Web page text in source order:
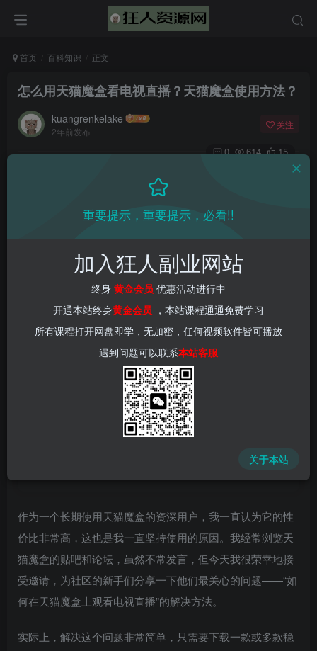
首页 百科知识 正文
怎么用天猫魔盒看电视直播？天猫魔盒使用方法？
kuangrenkelake
2年前发布
关注
0 614 15
📌 1000➕互联网副业项目教程，更多网赚项目，点击以下
链接进入本站首页：
中赚网 - 分享各大收费VIP网赚项目和创业教程 - 狂人资源
作为一个长期使用天猫魔盒的资深用户，我一直认为它的性
价比非常高，这也是我一直坚持使用的原因。我经常浏览天
猫魔盒的贴吧和论坛，虽然不常发言，但今天我很荣幸地接
受邀请，为社区的新手们分享一下他们最关心的问题——“如
何在天猫魔盒上观看电视直播”的解决方法。
实际上，解决这个问题非常简单，只需要下载一款或多款稳
重要提示，重要提示，必看!!
加入狂人副业网站
终身 黄金会员 优惠活动进行中
开通本站终身黄金会员 ，本站课程通通免费学习
所有课程打开网盘即学，无加密，任何视频软件皆可播放
遇到问题可以联系本站客服
关于本站